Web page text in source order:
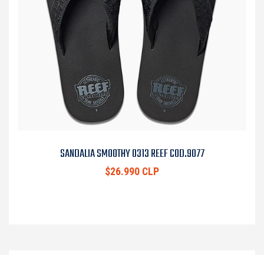
SANDALIA SMOOTHY 0313 REEF COD.9077
$26.990 CLP